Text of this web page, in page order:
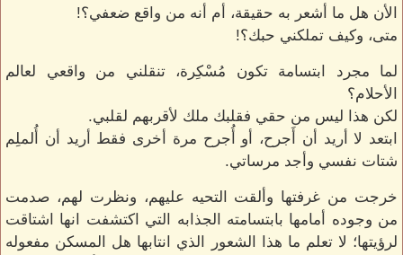
الأن هل ما أشعر به حقيقة، أم أنه من واقع ضعفي؟!
متى، وكيف تملكني حبك؟!
لما مجرد ابتسامة تكون مُسْكِرة، تنقلني من واقعي لعالم
الأحلام؟
لكن هذا ليس من حقي فقلبك ملك لأقربهم لقلبي.
ابتعد لا أريد أن أَجرح، أو أُجرح مرة أخرى فقط أريد أن أُلملِم
شتات نفسي وأجد مرساتي.
خرجت من غرفتها وألقت التحيه عليهم، ونظرت لهم، صدمت
من وجوده أمامها بابتسامته الجذابه التي اكتشفت انها اشتاقت
لرؤيتها؛ لا تعلم ما هذا الشعور الذي انتابها هل المسكن مفعوله